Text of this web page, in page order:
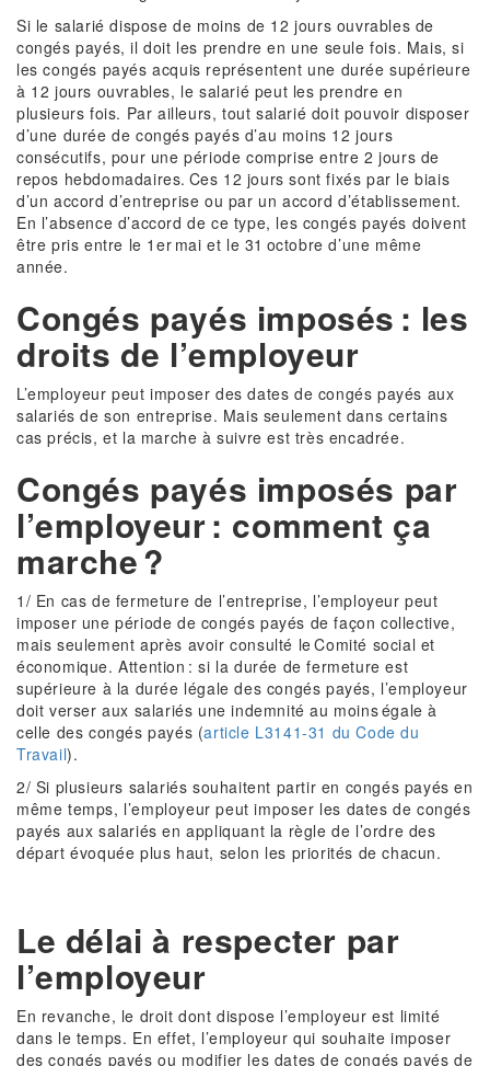
Si le salarié dispose de moins de 12 jours ouvrables de
congés payés, il doit les prendre en une seule fois. Mais, si
les congés payés acquis représentent une durée supérieure
à 12 jours ouvrables, le salarié peut les prendre en
plusieurs fois. Par ailleurs, tout salarié doit pouvoir disposer
d’une durée de congés payés d’au moins 12 jours
consécutifs, pour une période comprise entre 2 jours de
repos hebdomadaires. Ces 12 jours sont fixés par le biais
d’un accord d’entreprise ou par un accord d’établissement.
En l’absence d’accord de ce type, les congés payés doivent
être pris entre le 1er mai et le 31 octobre d’une même
année.
Congés payés imposés : les
droits de l’employeur
L’employeur peut imposer des dates de congés payés aux
salariés de son entreprise. Mais seulement dans certains
cas précis, et la marche à suivre est très encadrée.
Congés payés imposés par
l’employeur : comment ça
marche ?
1/ En cas de fermeture de l’entreprise, l’employeur peut
imposer une période de congés payés de façon collective,
mais seulement après avoir consulté le Comité social et
économique. Attention : si la durée de fermeture est
supérieure à la durée légale des congés payés, l’employeur
doit verser aux salariés une indemnité au moins égale à
celle des congés payés (article L3141-31 du Code du
Travail).
2/ Si plusieurs salariés souhaitent partir en congés payés en
même temps, l’employeur peut imposer les dates de congés
payés aux salariés en appliquant la règle de l’ordre des
départ évoquée plus haut, selon les priorités de chacun.
Le délai à respecter par
l’employeur
En revanche, le droit dont dispose l’employeur est limité
dans le temps. En effet, l’employeur qui souhaite imposer
des congés payés ou modifier les dates de congés payés de